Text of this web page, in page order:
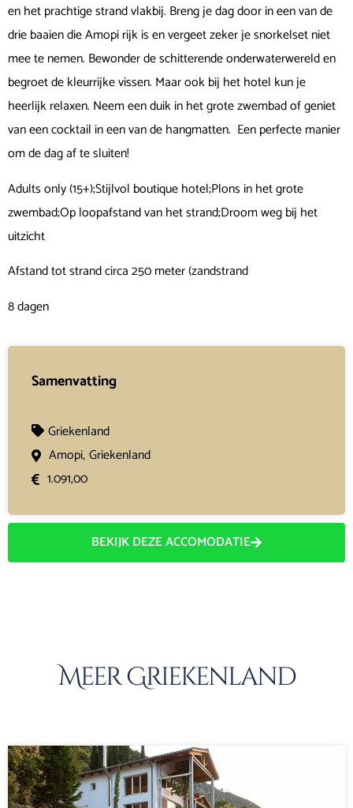
en het prachtige strand vlakbij. Breng je dag door in een van de
drie baaien die Amopi rijk is en vergeet zeker je snorkelset niet
mee te nemen. Bewonder de schitterende onderwaterwereld en
begroet de kleurrijke vissen. Maar ook bij het hotel kun je
heerlijk relaxen. Neem een duik in het grote zwembad of geniet
van een cocktail in een van de hangmatten. Een perfecte manier
om de dag af te sluiten!
Adults only (15+);Stijlvol boutique hotel;Plons in het grote
zwembad;Op loopafstand van het strand;Droom weg bij het
uitzicht
Afstand tot strand circa 250 meter (zandstrand
8 dagen
Samenvatting
Griekenland
Amopi,Griekenland
1.091,00
BEKIJK DEZE ACCOMODATIE
Meer Griekenland